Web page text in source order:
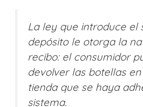
La ley que introduce el
depósito le otorga la
recibo: el consumidor
devolver las botellas
tienda que se haya
sistema.